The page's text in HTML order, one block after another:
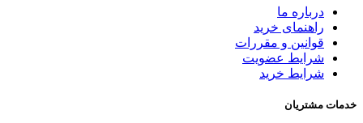
درباره ما
راهنمای خرید
قوانین و مقررات
شرایط عضویت
شرایط خرید
خدمات مشتریان